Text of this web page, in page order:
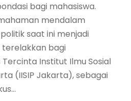
bagi mahasiswa.
mendalam
saat ini menjadi
bagi
Institut Ilmu Sosial
(IISIP Jakarta), sebagai